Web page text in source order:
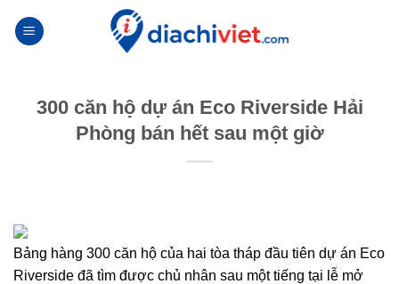
300 căn hộ dự án Eco Riverside Hải
Phòng bán hết sau một giờ
Bảng hàng 300 căn hộ của hai tòa tháp đầu tiên dự án Eco
Riverside đã tìm được chủ nhân sau một tiếng tại lễ mở